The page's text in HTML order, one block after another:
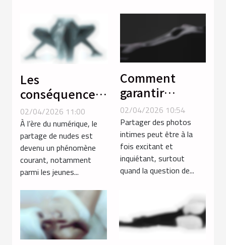
Les
conséquences
psychologiques
du partage de
nudes
02/04/2026 11:00
À l’ère du numérique, le
partage de nudes est
devenu un phénomène
courant, notamment
parmi les jeunes...
Comment
garantir
l'anonymat en
partageant des
photos intimes
?
02/04/2026 10:54
Partager des photos
intimes peut être à la
fois excitant et
inquiétant, surtout
quand la question de...